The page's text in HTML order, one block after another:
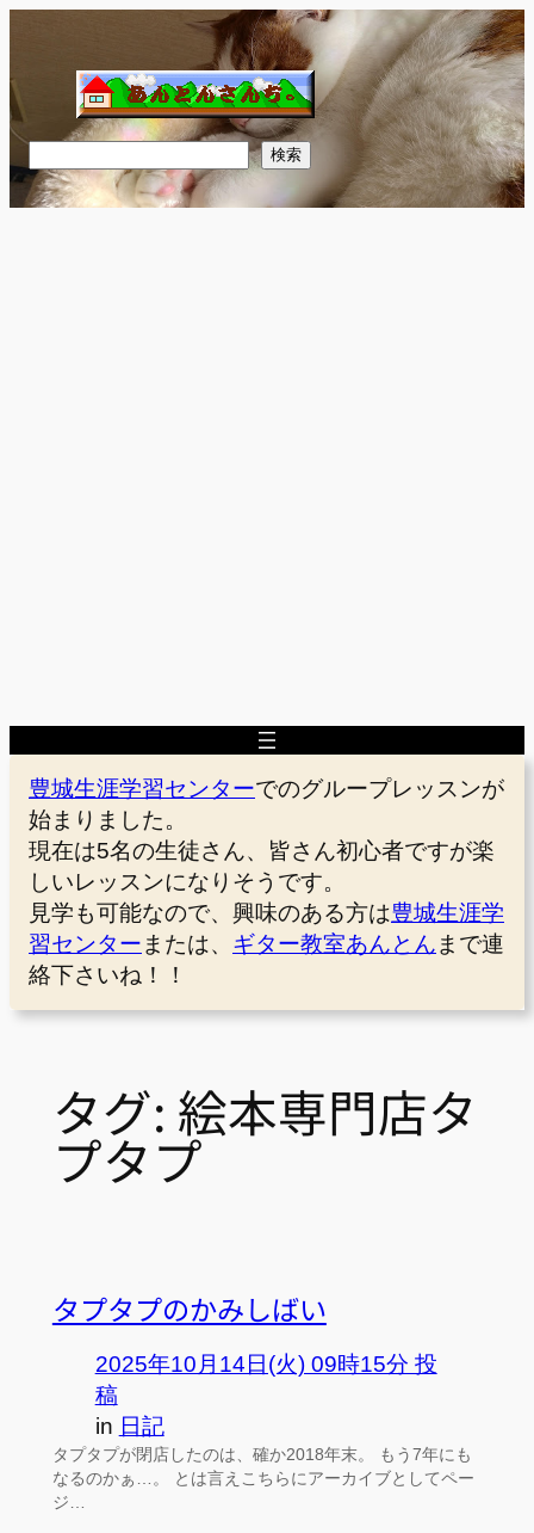
を
ス
キ
ッ
プ
索
検索
豊城生涯学習センターでのグループレッスンが
始まりました。
現在は5名の生徒さん、皆さん初心者ですが楽
しいレッスンになりそうです。
見学も可能なので、興味のある方は豊城生涯学
習センター または、 ギター教室あんとん まで連
絡下さいね！！
タグ: 絵本専門店タ
プタプ
タプタプのかみしばい
2025年10月14日(火) 09時15分 投
稿
in 日記
タプタプが閉店したのは、確か2018年末。 もう7年にも
なるのかぁ…。 とは言えこちらにアーカイブとしてペー
ジ…